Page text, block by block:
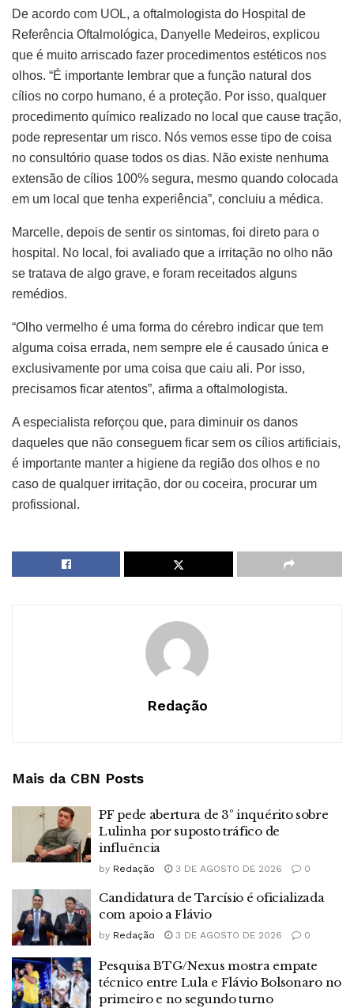
De acordo com UOL, a oftalmologista do Hospital de
Referência Oftalmológica, Danyelle Medeiros, explicou
que é muito arriscado fazer procedimentos estéticos nos
olhos. “É importante lembrar que a função natural dos
cílios no corpo humano, é a proteção. Por isso, qualquer
procedimento químico realizado no local que cause tração,
pode representar um risco. Nós vemos esse tipo de coisa
no consultório quase todos os dias. Não existe nenhuma
extensão de cílios 100% segura, mesmo quando colocada
em um local que tenha experiência”, concluiu a médica.
Marcelle, depois de sentir os sintomas, foi direto para o
hospital. No local, foi avaliado que a irritação no olho não
se tratava de algo grave, e foram receitados alguns
remédios.
“Olho vermelho é uma forma do cérebro indicar que tem
alguma coisa errada, nem sempre ele é causado única e
exclusivamente por uma coisa que caiu ali. Por isso,
precisamos ficar atentos”, afirma a oftalmologista.
A especialista reforçou que, para diminuir os danos
daqueles que não conseguem ficar sem os cílios artificiais,
é importante manter a higiene da região dos olhos e no
caso de qualquer irritação, dor ou coceira, procurar um
profissional.
Redação
Mais da CBN Posts
PF pede abertura de 3º inquérito sobre
Lulinha por suposto tráfico de
influência
by Redação 3 DE AGOSTO DE 2026 0
Candidatura de Tarcísio é oficializada
com apoio a Flávio
by Redação 3 DE AGOSTO DE 2026 0
Pesquisa BTG/Nexus mostra empate
técnico entre Lula e Flávio Bolsonaro no
primeiro e no segundo turno